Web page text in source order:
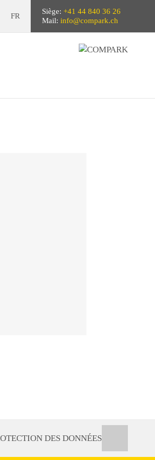
FR
Siège: +41 44 840 36 26
Mail: info@compark.ch
DES DONNÉES